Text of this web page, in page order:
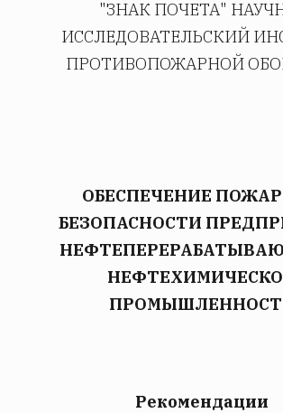
"ЗНАК ПОЧЕТА"
ИССЛЕДОВАТЕЛЬСКИЙ
ПРОТИВОПОЖАРНОЙ
ОБЕСПЕЧЕНИЕ
БЕЗОПАСНОСТИ
Рекомендации